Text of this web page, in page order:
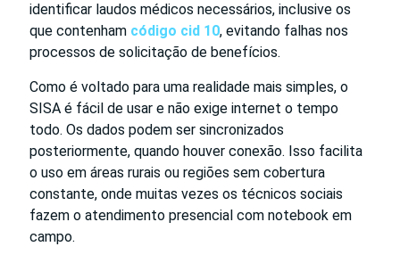
identificar laudos médicos necessários, inclusive os
que contenham código cid 10, evitando falhas nos
processos de solicitação de benefícios.
Como é voltado para uma realidade mais simples, o
SISA é fácil de usar e não exige internet o tempo
todo. Os dados podem ser sincronizados
posteriormente, quando houver conexão. Isso facilita
o uso em áreas rurais ou regiões sem cobertura
constante, onde muitas vezes os técnicos sociais
fazem o atendimento presencial com notebook em
campo.